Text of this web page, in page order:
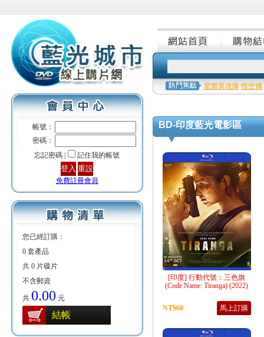
帳號：
密碼：
忘記密碼 |
記住我的帳號
免費註冊會員
您已經訂購：
0 套產品
共 0 片碟片
不含郵資
共 0.00 元
結帳
星際異攻隊 悟空傳
BD-印度藍光電影區
[印度] 行動代號：三色旗
(Code Name: Tiranga) (2022)
NT$60 馬上訂購